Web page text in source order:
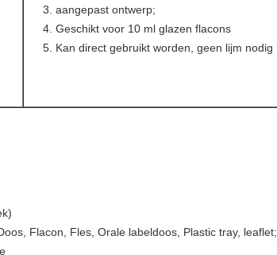
aangepast ontwerp;
Geschikt voor 10 ml glazen flacons
Kan direct gebruikt worden, geen lijm nodig
Flacon, Fles, Orale labeldoos, Plastic tray, leaflet;